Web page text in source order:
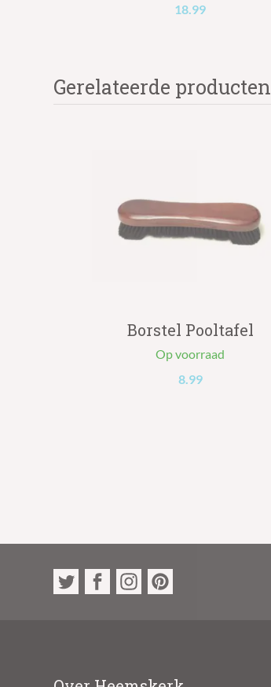
18.99
Gerelateerde producten
Borstel Pooltafel
Op voorraad
8.99